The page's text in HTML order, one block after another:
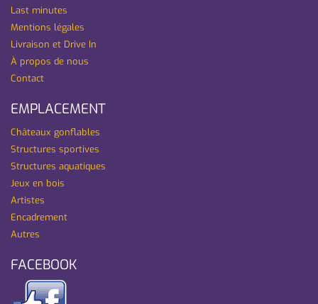
Last minutes
Mentions légales
Livraison et Drive In
À propos de nous
Contact
EMPLACEMENT
Châteaux gonflables
Structures sportives
Structures aquatiques
Jeux en bois
Artistes
Encadrement
Autres
FACEBOOK